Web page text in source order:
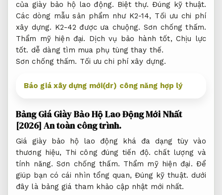
của giày bảo hộ lao động. Biệt thự. Đúng kỹ thuật.
Các dòng mẫu sản phẩm như K2-14, Tối ưu chi phí
xây dựng. K2-42 được ưa chuộng. Sơn chống thấm.
Thẩm mỹ hiện đại. Dịch vụ bảo hành tốt, Chịu lực
tốt. dễ dàng tìm mua phụ tùng thay thế.
Sơn chống thấm. Tối ưu chi phí xây dựng.
Báo giá xây dựng mới(dr) công năng hợp lý
Bảng Giá Giày Bảo Hộ Lao Động Mới Nhất
[2026] An toàn công trình.
Giá giày bảo hộ lao động khá đa dạng tùy vào
thương hiệu, Thi công đúng tiến độ. chất lượng và
tính năng.Sơn chống thấm. Thẩm mỹ hiện đại. Để
giúp bạn có cái nhìn tổng quan,Đúng kỹ thuật. dưới
đây là bảng giá tham khảo cập nhật mới nhất.